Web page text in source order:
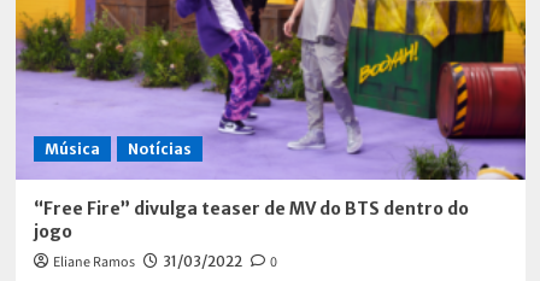
Música Notícias
“Free Fire” divulga teaser de MV do BTS dentro do
jogo
Eliane Ramos 31/03/2022
0